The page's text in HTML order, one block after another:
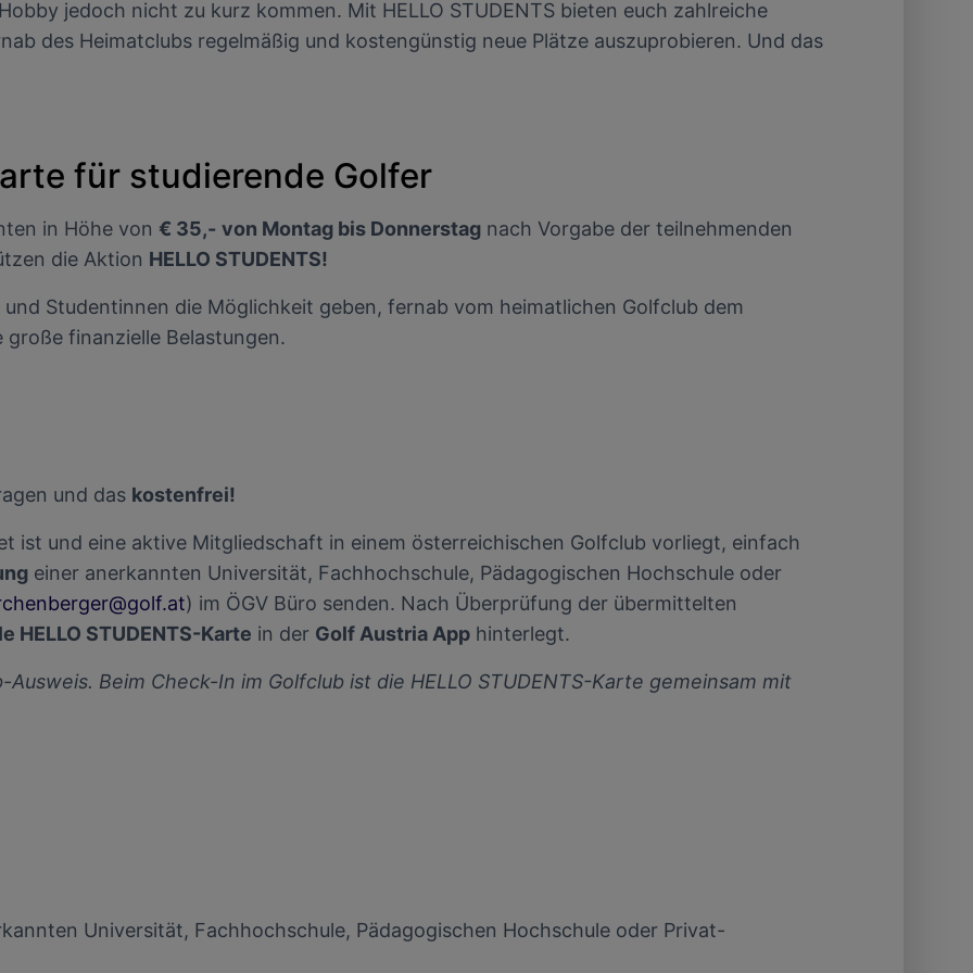
jedoch nicht zu kurz kommen. Mit HELLO STUDENTS bieten euch zahlreiche
des Heimatclubs regelmäßig und kostengünstig neue Plätze auszuprobieren. Und das
für studierende Golfer
in Höhe von € 35,- von Montag bis Donnerstag nach Vorgabe der teilnehmenden
die Aktion HELLO STUDENTS!
Studentinnen die Möglichkeit geben, fernab vom heimatlichen Golfclub dem
finanzielle Belastungen.
und das kostenfrei!
ist und eine aktive Mitgliedschaft in einem österreichischen Golfclub vorliegt, einfach
einer anerkannten Universität, Fachhochschule, Pädagogischen Hochschule oder
) im ÖGV Büro senden. Nach Überprüfung der übermittelten
HELLO STUDENTS-Karte in der Golf Austria App hinterlegt.
Beim Check-In im Golfclub ist die HELLO STUDENTS-Karte gemeinsam mit
Universität, Fachhochschule, Pädagogischen Hochschule oder Privat-
auf einem Endgerät. Personalisierte Werbung und Inhalte, Messung von Werbeleistung und der
Inhalten, Zielgruppenforschung sowie Entwicklung und Verbesserung von Angeboten.
(Lieferanten)